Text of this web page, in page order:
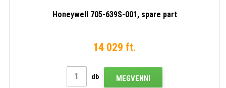
Honeywell 705-639S-001, spare part
14 029 ft.
db MEGVENNI